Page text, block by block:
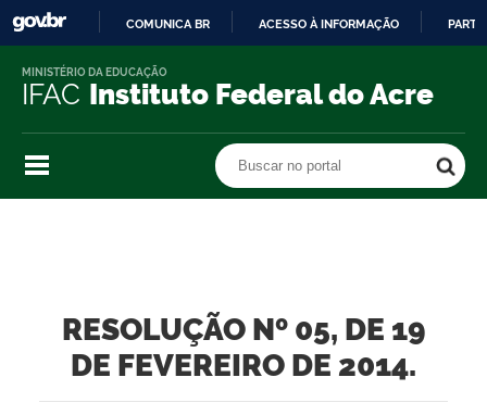
O
COMUNICA BR ACESSO À INFORMAÇÃO
IFAC Instituto Federal do Acre
MINISTÉRIO DA EDUCAÇÃO
Buscar no portal
RESOLUÇÃO Nº 05, DE 19
DE FEVEREIRO DE 2014.